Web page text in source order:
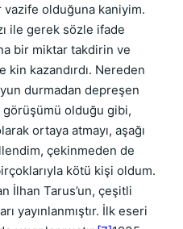
olduğuna kaniyim.
ile gerek sözle ifade
bir miktar takdirin ve
kin kazandırdı. Nereden
durmadan depreşen
olduğu gibi,
ortaya atmayı, aşağı
çekinmeden de
kötü kişi oldum.
İlhan Tarus’un, çeşitli
yayınlanmıştır. İlk eseri